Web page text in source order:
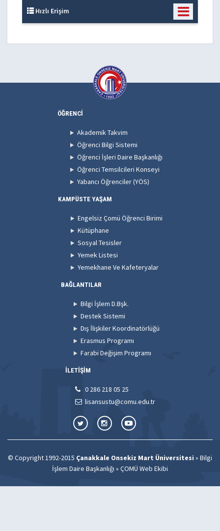
Hızlı Erişim
ÖĞRENCİ
Akademik Takvim
Öğrenci Bilgi Sistemi
Öğrenci İşleri Daire Başkanlığı
Öğrenci Temsilcileri Konseyi
Yabancı Öğrenciler (YÖS)
KAMPÜSTE YAŞAM
Engelsiz Çomü Öğrenci Birimi
Kütüphane
Sosyal Tesisler
Yemek Listesi
Yemekhane Ve Kafeteryalar
BAĞLANTILAR
Bilgi İşlem D.Bşk.
Destek Sistemi
Dış İlişkiler Koordinatörlüğü
Erasmus Programı
Farabi Değişim Programı
İLETİŞİM
0 286 218 05 25
lisansustu@comu.edu.tr
© Copyright 1992-2015 Çanakkale Onsekiz Mart Üniversitesi » Bilgi
İşlem Daire Başkanlığı » ÇOMÜ Web Ekibi